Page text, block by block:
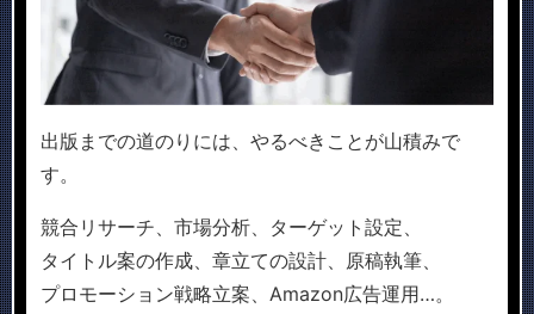
出版までの道のりには、やるべきことが山積みで
す。
競合リサーチ、市場分析、ターゲット設定、
タイトル案の作成、章立ての設計、原稿執筆、
プロモーション戦略立案、Amazon広告運用…。